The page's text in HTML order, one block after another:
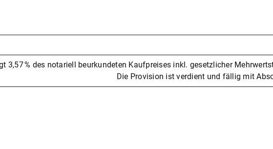
3,57 % des notariell beurkundeten Kaufpreises inkl. gesetzlicher
Die Provision ist verdient und fällig mit